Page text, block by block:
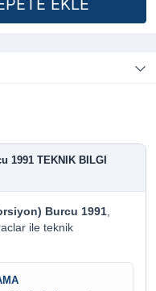
1991 TEKNIK BILGI
Burcu 1991,
ile teknik